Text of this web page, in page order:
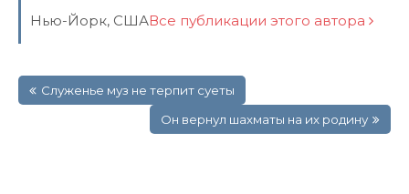
Нью-Йорк, СШАВсе публикации этого автора
по Служенье муз не терпит суеты
Он вернул шахматы на их родину